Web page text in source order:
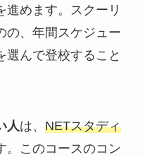
進めます。スクーリ
の、年間スケジュー
選んで登校すること
人 は、 NETスタディ
。このコースのコン